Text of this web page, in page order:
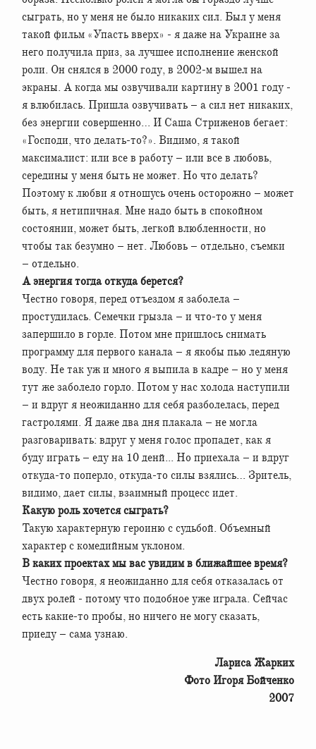
сыграть, но у меня не было никаких сил. Был у меня
такой фильм «Упасть вверх» - я даже на Украине за
него получила приз, за лучшее исполнение женской
роли. Он снялся в 2000 году, в 2002-м вышел на
экраны. А когда мы озвучивали картину в 2001 году -
я влюбилась. Пришла озвучивать – а сил нет никаких,
без энергии совершенно… И Саша Стриженов бегает:
«Господи, что делать-то?». Видимо, я такой
максималист: или все в работу – или все в любовь,
середины у меня быть не может. Но что делать?
Поэтому к любви я отношусь очень осторожно – может
быть, я нетипичная. Мне надо быть в спокойном
состоянии, может быть, легкой влюбленности, но
чтобы так безумно – нет. Любовь – отдельно, съемки
– отдельно.
А энергия тогда откуда берется?
Честно говоря, перед отъездом я заболела –
простудилась. Семечки грызла – и что-то у меня
запершило в горле. Потом мне пришлось снимать
программу для первого канала – я якобы пью ледяную
воду. Не так уж и много я выпила в кадре – но у меня
тут же заболело горло. Потом у нас холода наступили
– и вдруг я неожиданно для себя разболелась, перед
гастролями. Я даже два дня плакала – не могла
разговаривать: вдруг у меня голос пропадет, как я
буду играть – еду на 10 денй... Но приехала – и вдруг
откуда-то поперло, откуда-то силы взялись… Зритель,
видимо, дает силы, взаимный процесс идет.
Какую роль хочется сыграть?
Такую характерную героиню с судьбой. Объемный
характер с комедийным уклоном.
В каких проектах мы вас увидим в ближайшее время?
Честно говоря, я неожиданно для себя отказалась от
двух ролей - потому что подобное уже играла. Сейчас
есть какие-то пробы, но ничего не могу сказать,
приеду – сама узнаю.
Лариса Жарких
Фото Игоря Бойченко
2007